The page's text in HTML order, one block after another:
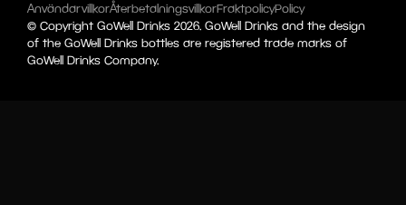
AnvändarvillkorÅterbetalningsvillkorFraktpolicyPolicy
© Copyright GoWell Drinks 2026. GoWell Drinks and the design
of the GoWell Drinks bottles are registered trade marks of
GoWell Drinks Company.